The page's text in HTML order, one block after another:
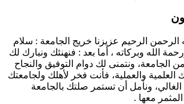
الرحمن الرحيم عزيزنا خريج الجامعة : سلام
الله وبركاته ، أما بعد : فنهنئك ونبارك لك
الجامعة، ونتمنى لك دوام التوفيق والنجاح
العلمية والعملية، فأنت فخر لأهلك ولجامعتك
ونأمل أن تستمر صلتك بالجامعة
معها .